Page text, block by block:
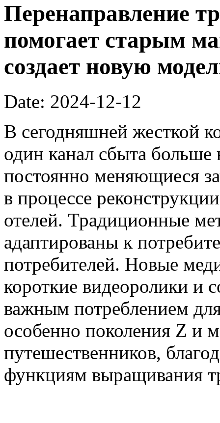
Перенаправление
помогает старым
создает новую
Date: 2024-12-12
В сегодняшней жесткой
один канал сбыта больше
постоянно меняющиеся
в процессе
отелей. Традиционные
адаптированы к
потребителей. Новые
короткие видеоролики и
важным потреблением
особенно поколения Z и
путешественников,
функциям выращивания